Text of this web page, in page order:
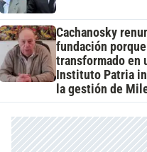
Cachanosky
fundación
transformado en
Instituto Patria
la gestión de